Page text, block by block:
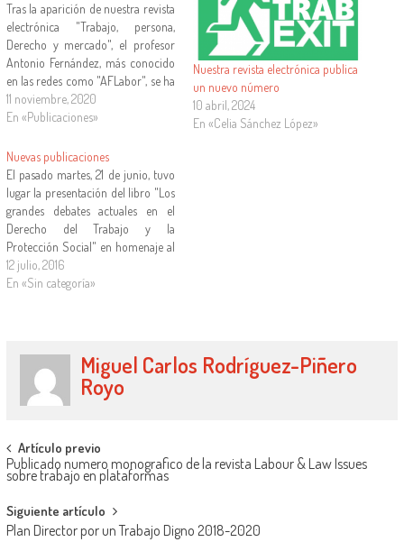
Tras la aparición de nuestra revista
electrónica "Trabajo, persona,
Derecho y mercado", el profesor
Antonio Fernández, más conocido
en las redes como "AFLabor", se ha
hecho eco de esta novedad en una
entrada en su blog "AFLabor"
revistas iuslaboralistas en acceso
abierto". En éste…
11 noviembre, 2020
En «Publicaciones»
Nuestra revista electrónica publica
un nuevo número
10 abril, 2024
En «Celia Sánchez López»
Nuevas publicaciones
El pasado martes, 21 de junio, tuvo
lugar la presentación del libro "Los
grandes debates actuales en el
Derecho del Trabajo y la
Protección Social" en homenaje al
Profesor Dr. Manuel Ramón
Alarcón Caracuel
12 julio, 2016
En «Sin categoría»
Miguel Carlos Rodríguez-Piñero
Royo
Artículo previo
Publicado numero monografico de la revista Labour & Law Issues
sobre trabajo en plataformas
Siguiente artículo
Plan Director por un Trabajo Digno 2018-2020